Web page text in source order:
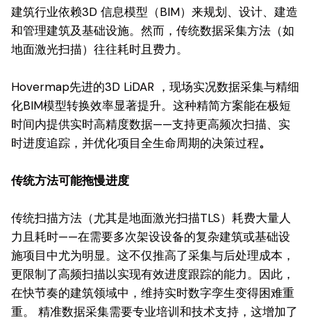
建筑行业依赖3D 信息模型（BIM）来规划、设计、建造
和管理建筑及基础设施。然而，传统数据采集方法（如
地面激光扫描）往往耗时且费力。
Hovermap先进的3D LiDAR ，现场实况数据采集与精细
化BIM模型转换效率显著提升。这种精简方案能在极短
时间内提供实时高精度数据——支持更高频次扫描、实
时进度追踪，并优化项目全生命周期的决策过程。
传统方法可能拖慢进度
传统扫描方法（尤其是地面激光扫描TLS）耗费大量人
力且耗时——在需要多次架设设备的复杂建筑或基础设
施项目中尤为明显。这不仅推高了采集与后处理成本，
更限制了高频扫描以实现有效进度跟踪的能力。因此，
在快节奏的建筑领域中，维持实时数字孪生变得困难重
重。 精准数据采集需要专业培训和技术支持，这增加了